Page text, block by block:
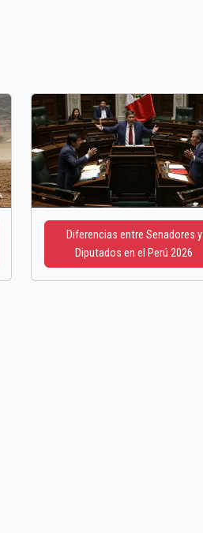
Diferencias entre Senadores y
Diputados en el Perú 2026